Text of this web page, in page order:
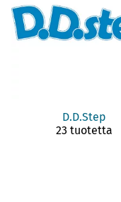
D.D.Step
23 tuotetta